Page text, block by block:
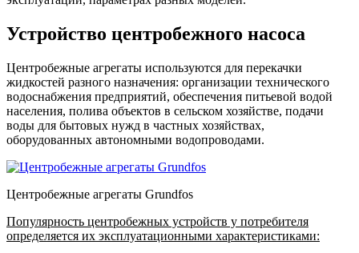
Устройство центробежного насоса
Центробежные агрегаты используются для перекачки
жидкостей разного назначения: организации технического
водоснабжения предприятий, обеспечения питьевой водой
населения, полива объектов в сельском хозяйстве, подачи
воды для бытовых нужд в частных хозяйствах,
оборудованных автономными водопроводами.
Центробежные агрегаты Grundfos
Популярность центробежных устройств у потребителя
определяется их эксплуатационными характеристиками: